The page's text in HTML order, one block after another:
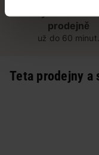
prodejně
už do 60 minut.
Teta prodejny a